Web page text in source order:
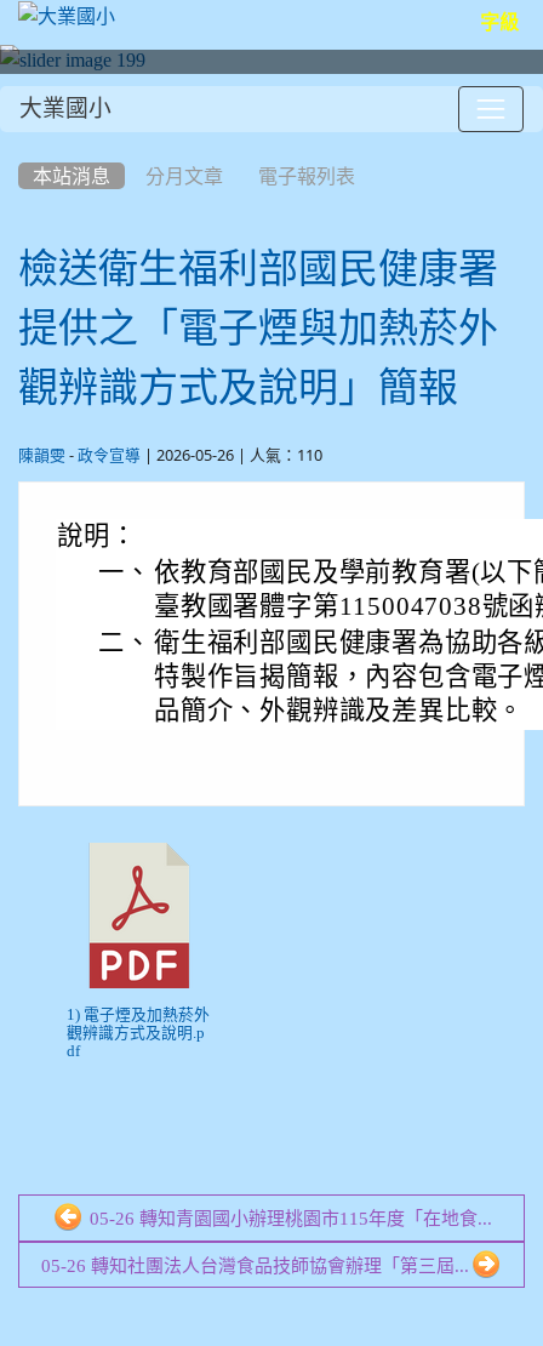
字級
大業國小
本站消息 分月文章 電子報列表
檢送衛生福利部國民健康署
提供之「電子煙與加熱菸外
觀辨識方式及說明」簡報
陳韻雯 - 政令宣導 | 2026-05-26 | 人氣：110
說明：
一、 依教育部國民及學前教育署(以
臺教國署體字第1150047038號函
二、 衛生福利部國民健康署為協助各
特製作旨揭簡報，內容包含電子
品簡介、外觀辨識及差異比較。
1) 電子煙及加熱菸外
觀辨識方式及說明.p
df
05-26 轉知青園國小辦理桃園市115年度「在地食...
05-26 轉知社團法人台灣食品技師協會辦理「第三屆...